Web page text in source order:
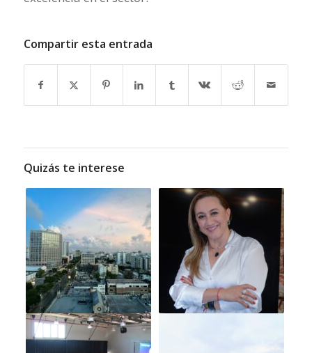
Compartir esta entrada
Quizás te interese